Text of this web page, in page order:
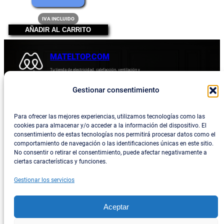
Gestionar consentimiento
Para ofrecer las mejores experiencias, utilizamos tecnologías como las
cookies para almacenar y/o acceder a la información del dispositivo. El
consentimiento de estas tecnologías nos permitirá procesar datos como el
comportamiento de navegación o las identificaciones únicas en este sitio.
No consentir o retirar el consentimiento, puede afectar negativamente a
ciertas características y funciones.
Gestionar los servicios
Aceptar
original
era:
7,26 €.
precio
actual
es:
6,05 €.
IVA INCLUIDO
AÑADIR AL CARRITO
MATELTOP.COM
Tu tienda de electricidad, calefacción, ventilación y
Blog
Privacidad
Política de devoluciones y reembolsos
Política de privacidad
Términos y condiciones
Contacta con consotros
Social